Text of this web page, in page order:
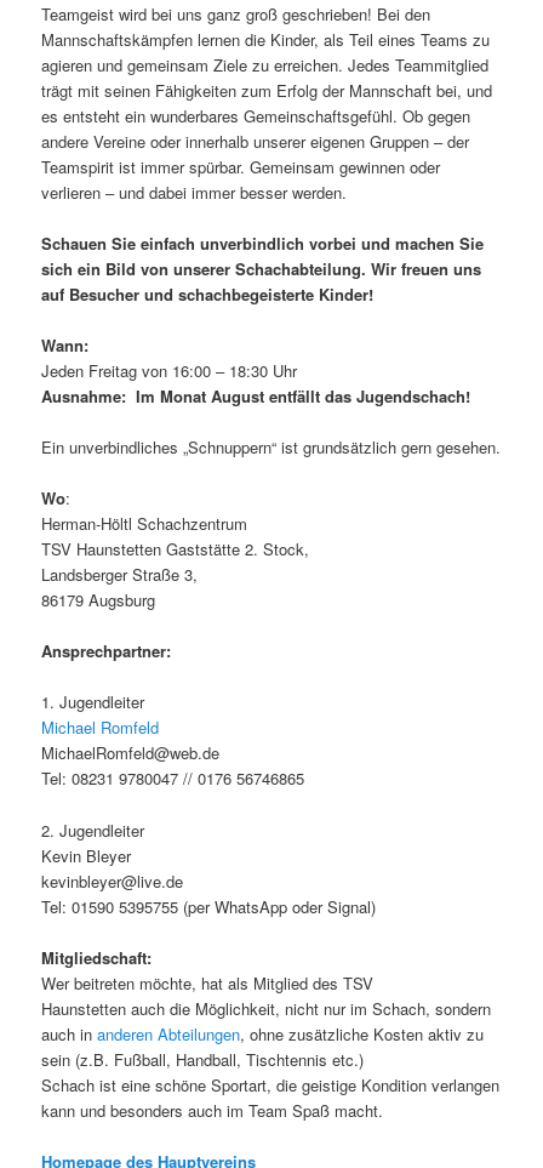
Teamgeist wird bei uns ganz groß geschrieben! Bei den
Mannschaftskämpfen lernen die Kinder, als Teil eines Teams zu
agieren und gemeinsam Ziele zu erreichen. Jedes Teammitglied
trägt mit seinen Fähigkeiten zum Erfolg der Mannschaft bei, und
es entsteht ein wunderbares Gemeinschaftsgefühl. Ob gegen
andere Vereine oder innerhalb unserer eigenen Gruppen – der
Teamspirit ist immer spürbar. Gemeinsam gewinnen oder
verlieren – und dabei immer besser werden.
Schauen Sie einfach unverbindlich vorbei und machen Sie
sich ein Bild von unserer Schachabteilung. Wir freuen uns
auf Besucher und schachbegeisterte Kinder!
Wann:
Jeden Freitag von 16:00 – 18:30 Uhr
Ausnahme: Im Monat August entfällt das Jugendschach!
Ein unverbindliches „Schnuppern“ ist grundsätzlich gern gesehen.
Wo:
Herman-Höltl Schachzentrum
TSV Haunstetten Gaststätte 2. Stock,
Landsberger Straße 3,
86179 Augsburg
Ansprechpartner:
1. Jugendleiter
Michael Romfeld
MichaelRomfeld@web.de
Tel: 08231 9780047 // 0176 56746865
2. Jugendleiter
Kevin Bleyer
kevinbleyer@live.de
Tel: 01590 5395755 (per WhatsApp oder Signal)
Mitgliedschaft:
Wer beitreten möchte, hat als Mitglied des TSV
Haunstetten auch die Möglichkeit, nicht nur im Schach, sondern
auch inanderen Abteilungen, ohne zusätzliche Kosten aktiv zu
sein (z.B. Fußball, Handball, Tischtennis etc.)
Schach ist eine schöne Sportart, die geistige Kondition verlangen
kann und besonders auch im Team Spaß macht.
Homepage des Hauptvereins